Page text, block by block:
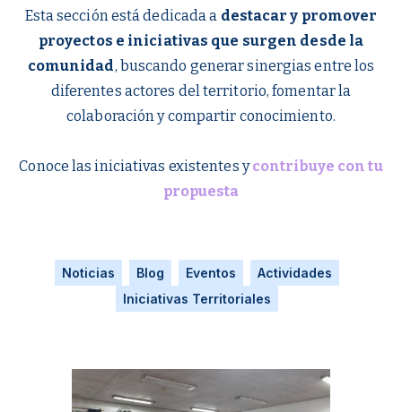
Esta sección está dedicada a destacar y promover
proyectos e iniciativas que surgen desde la
comunidad, buscando generar sinergias entre los
diferentes actores del territorio, fomentar la
colaboración y compartir conocimiento.
Conoce las iniciativas existentes ycontribuye con tu
propuesta
Noticias Blog Eventos
Actividades
Iniciativas Territoriales